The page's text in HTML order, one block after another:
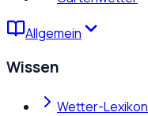
Allgemein
Wissen
Wetter-Lexikon